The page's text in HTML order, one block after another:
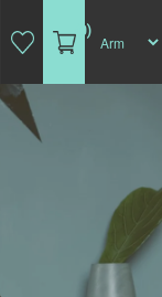
(0)